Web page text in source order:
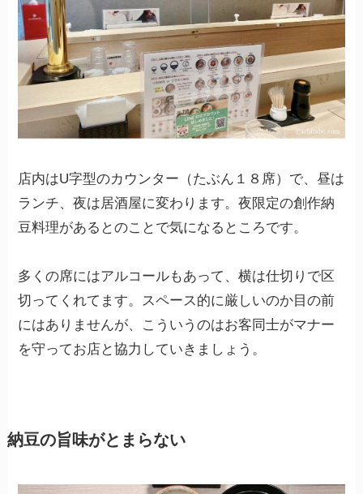
店内はU字型のカウンター（たぶん１８席）で、昼は
ランチ、夜は居酒屋に変わります。夜限定の創作納
豆料理があるとのことで気になるところです。
多くの席にはアルコールもあって、横は仕切りで区
切ってくれてます。スペース的に厳しいのか目の前
にはありませんが、こういうのはお客同士がマナー
を守ってお店と協力していきましょう。
納豆の旨味がとまらない